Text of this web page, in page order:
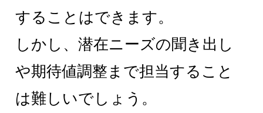
することはできます。
しかし、潜在ニーズの聞き出し
や期待値調整まで担当すること
は難しいでしょう。